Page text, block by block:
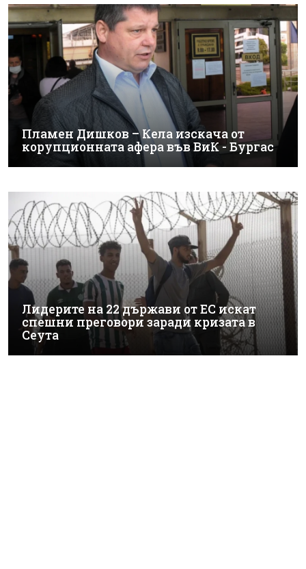
Пламен Дишков – Кела изскача от
корупционната афера във ВиК - Бургас
Лидерите на 22 държави от ЕС искат
спешни преговори заради кризата в
Сеута